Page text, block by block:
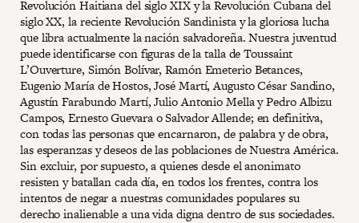
Revolución Haitiana del siglo XIX y la Revolución Cubana del
siglo XX, la reciente Revolución Sandinista y la gloriosa lucha
que libra actualmente la nación salvadoreña. Nuestra juventud
puede identificarse con figuras de la talla de Toussaint
L’Ouverture, Simón Bolívar, Ramón Emeterio Betances,
Eugenio María de Hostos, José Martí, Augusto César Sandino,
Agustín Farabundo Martí, Julio Antonio Mella y Pedro Albizu
Campos, Ernesto Guevara o Salvador Allende; en definitiva,
con todas las personas que encarnaron, de palabra y de obra,
las esperanzas y deseos de las poblaciones de Nuestra América.
Sin excluir, por supuesto, a quienes desde el anonimato
resisten y batallan cada día, en todos los frentes, contra los
intentos de negar a nuestras comunidades populares su
derecho inalienable a una vida digna dentro de sus sociedades.